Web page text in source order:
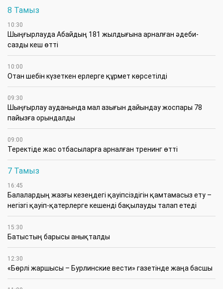
8 Тамыз
10:30
Шыңғырлауда Абайдың 181 жылдығына арналған әдеби-
сазды кеш өтті
10:00
Отан шебін күзеткен ерлерге құрмет көрсетілді
09:30
​Шыңғырлау ауданында мал азығын дайындау жоспары 78
пайызға орындалды
09:00
​Теректіде жас отбасыларға арналған тренинг өтті
7 Тамыз
16:45
Балалардың жазғы кезеңдегі қауіпсіздігін қамтамасыз ету –
негізгі қауіп-қатерлерге кешенді бақылауды талап етеді
15:30
Батыстың барысы анықталды
12:30
«Бөрлі жаршысы – Бурлинские вести» газетінде жаңа басшы